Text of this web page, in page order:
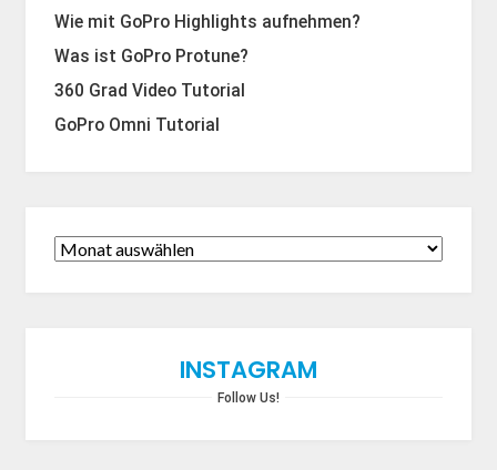
Wie mit GoPro Highlights aufnehmen?
Was ist GoPro Protune?
360 Grad Video Tutorial
GoPro Omni Tutorial
INSTAGRAM
Follow Us!